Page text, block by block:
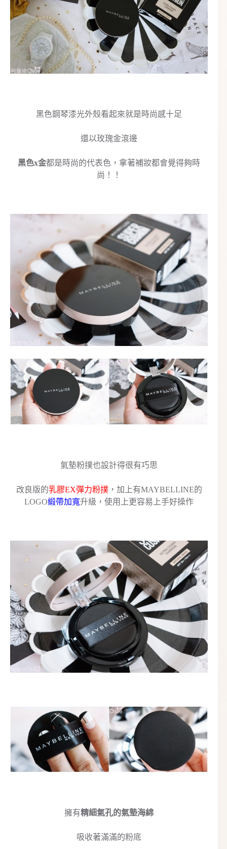
黑色鋼琴漆光外殼看起來就是時尚感十足
還以玫瑰金滾邊
黑色x金都是時尚的代表色，拿著補妝都會覺得夠時
尚！！
氣墊粉撲也設計得很有巧思
改良版的乳膠EX彈力粉撲，加上有MAYBELLINE的
LOGO緞帶加寬升級，使用上更容易上手好操作
擁有精細氣孔的氣墊海綿
吸收著滿滿的粉底